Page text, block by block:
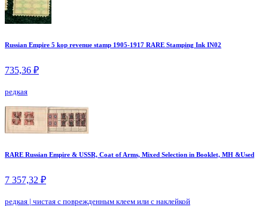
Russian Empire 5 kop revenue stamp 1905-1917 RARE Stamping Ink IN02
735,36 ₽
редкая
RARE Russian Empire & USSR, Coat of Arms, Mixed Selection in Booklet, MH &Used
7 357,32 ₽
редкая | чистая с поврежденным клеем или с наклейкой